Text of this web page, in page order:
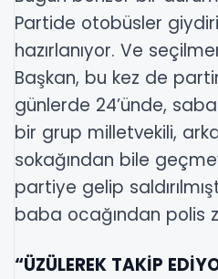
Partide otobüsler
hazırlanıyor. Ve
Başkan, bu kez de
günlerde 24’ünde,
bir grup milletvekili,
sokağından bile
partiye gelip
baba ocağından polis
“ÜZÜLEREK TAKİP